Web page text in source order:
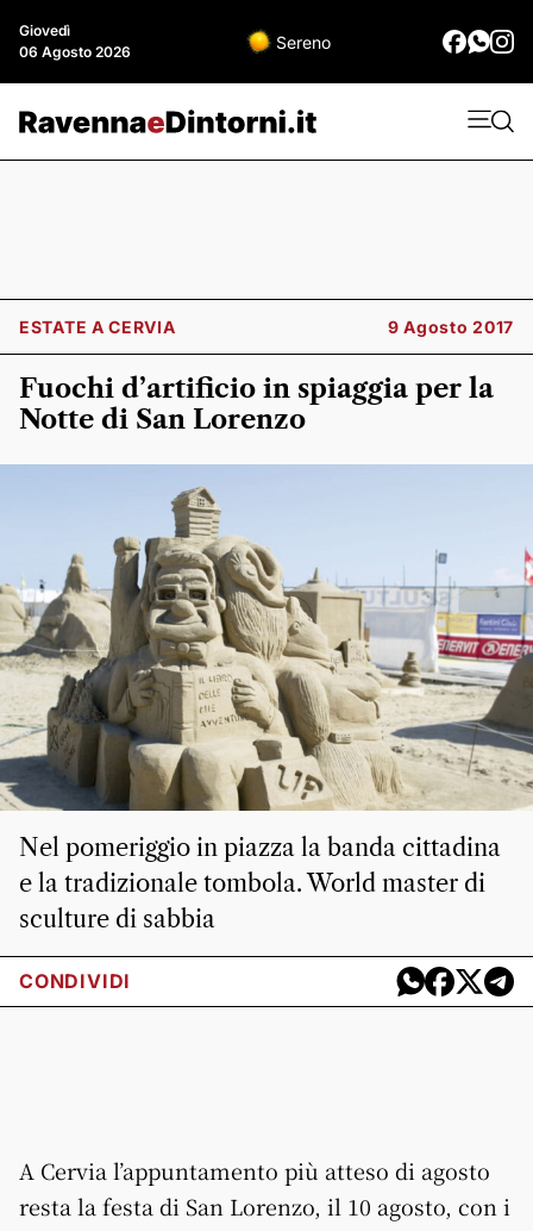
Giovedì
06 Agosto 2026
Sereno
ESTATE A CERVIA 9 Agosto 2017
Fuochi d’artificio in spiaggia per la
Notte di San Lorenzo
Nel pomeriggio in piazza la banda cittadina
e la tradizionale tombola. World master di
sculture di sabbia
CONDIVIDI
A Cervia l’appuntamento più atteso di agosto
resta la festa di San Lorenzo, il 10 agosto, con i